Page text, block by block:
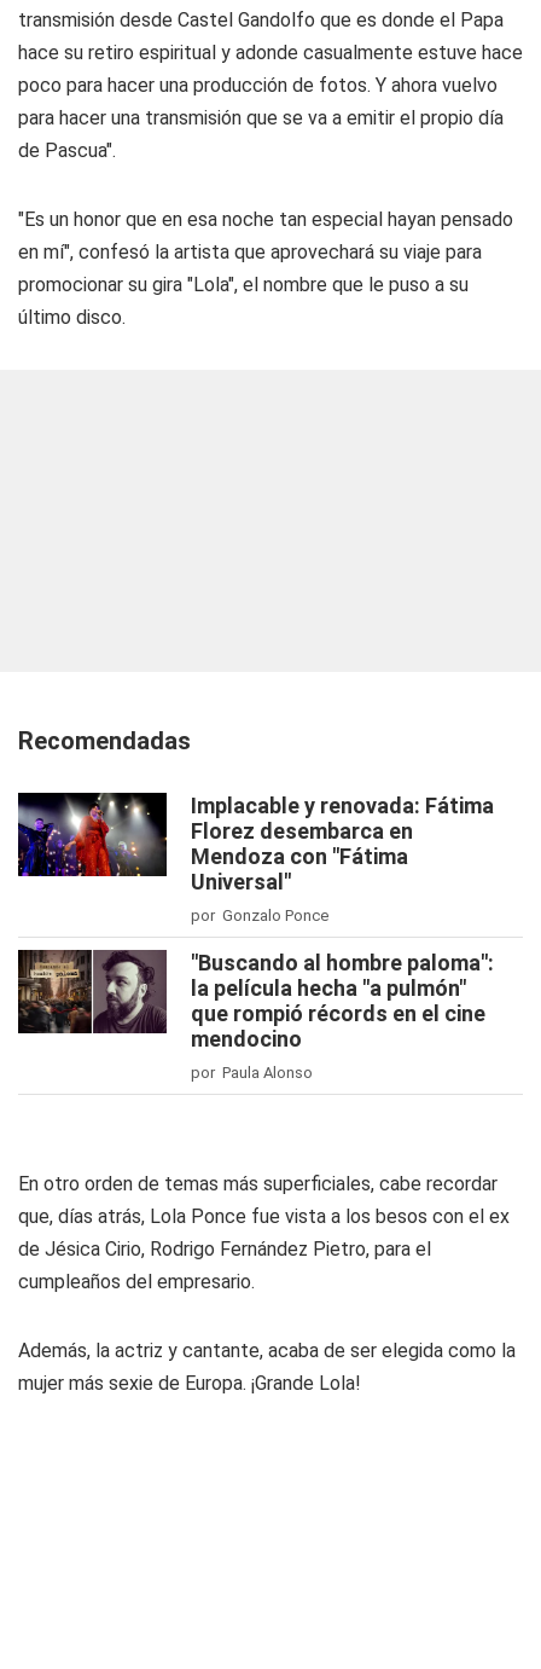
transmisión desde Castel Gandolfo que es donde el Papa
hace su retiro espiritual y adonde casualmente estuve hace
poco para hacer una producción de fotos. Y ahora vuelvo
para hacer una transmisión que se va a emitir el propio día
de Pascua".
"Es un honor que en esa noche tan especial hayan pensado
en mí", confesó la artista que aprovechará su viaje para
promocionar su gira "Lola", el nombre que le puso a su
último disco.
Recomendadas
Implacable y renovada: Fátima
Florez desembarca en
Mendoza con "Fátima
Universal"
por Gonzalo Ponce
"Buscando al hombre paloma":
la película hecha "a pulmón"
que rompió récords en el cine
mendocino
por Paula Alonso
En otro orden de temas más superficiales, cabe recordar
que, días atrás, Lola Ponce fue vista a los besos con el ex
de Jésica Cirio, Rodrigo Fernández Pietro, para el
cumpleaños del empresario.
Además, la actriz y cantante, acaba de ser elegida como la
mujer más sexie de Europa. ¡Grande Lola!